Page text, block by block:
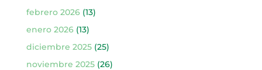
febrero 2026(13)
enero 2026(13)
diciembre 2025(25)
noviembre 2025(26)